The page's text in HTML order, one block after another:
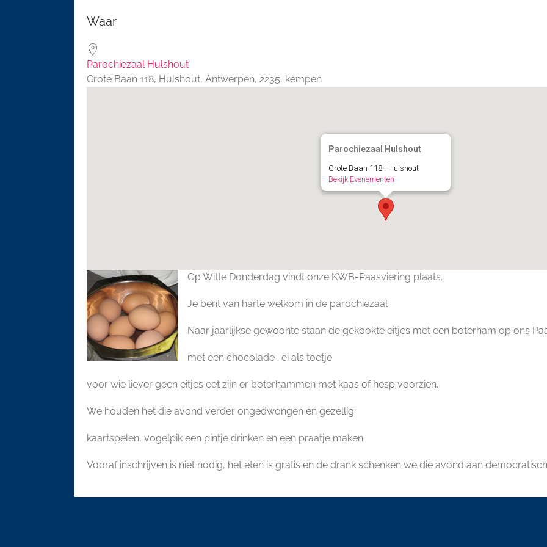
Waar
Parochiezaal Hulshout
Grote Baan 118, Hulshout, Antwerpen, 2235, kempen
Parochiezaal Hulshout
Grote Baan 118 - Hulshout
Bekijk Evenementen
Op Witte Donderdag vindt onze KWB-Paasviering plaats.
Je bent van harte welkom in de parochiezaal
Naar jaarlijkse gewoonte staan de gekookte eitjes met een boterham op ons
met een chocolade -ei als toetje
voor wie liever geen eitjes eet zijn er boterhammen met kaas of hesp voorzien.
We houden het die avond verder ongedwongen en gezellig:
kaartspelen, vogelpik een pintje drinken en een praatje maken
Vooraf inschrijven is niet nodig, het eten is gratis en de drank schenken we die avond aan